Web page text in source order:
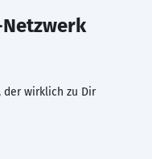
Netzwerk
der wirklich zu Dir